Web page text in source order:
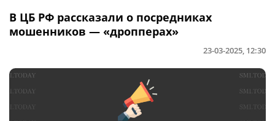
В ЦБ РФ рассказали о посредниках
мошенников — «дропперах»
23-03-2025, 12:30